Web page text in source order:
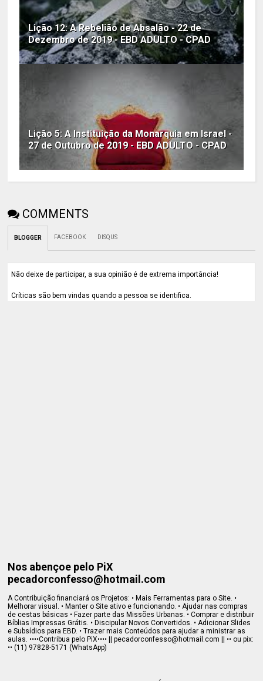
Lição 12: A Rebelião de Absalão - 22 de
Dezembro de 2019 - EBD ADULTO - CPAD
Lição 5: A Instituição da Monarquia em Israel -
27 de Outubro de 2019 - EBD ADULTO - CPAD
COMMENTS
BLOGGER FACEBOOK DISQUS
Não deixe de participar, a sua opinião é de extrema importância!
Críticas são bem vindas quando a pessoa se identifica.
Nos abençoe pelo PiX
pecadorconfesso@hotmail.com
A Contribuição financiará os Projetos: • Mais Ferramentas para o Site. •
Melhorar visual. • Manter o Site ativo e funcionando. • Ajudar nas compras
de cestas básicas • Fazer parte das Missões Urbanas. • Comprar e distribuir
Bíblias Impressas Grátis. • Discipular Novos Convertidos. • Adicionar Slides
e Subsídios para EBD. • Trazer mais Conteúdos para ajudar a ministrar as
aulas. ••••Contribua pelo PiX•••• || pecadorconfesso@hotmail.com || •• ou pix:
•• (11) 97828-5171 (WhatsApp)